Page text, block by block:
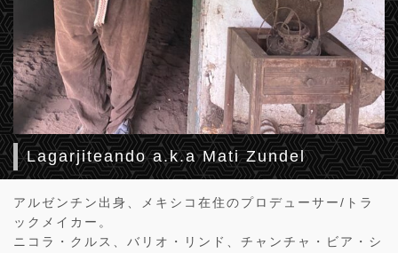
Lagarjiteando a.k.a Mati Zundel
アルゼンチン出身、メキシコ在住のプロデューサー/トラ
ックメイカー。
ニコラ・クルス、バリオ・リンド、チャンチャ・ビア・シ